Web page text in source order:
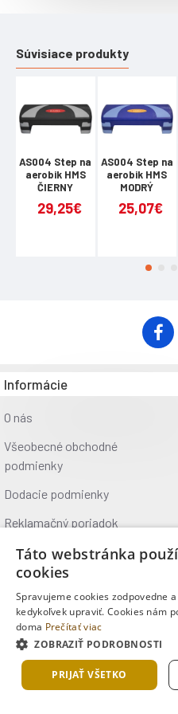
Protišmykové nožičky
Rozmery: dĺžka 95 cm
Maximálna nosnosť:
Súvisiace produkty
AS004 Step na
aerobik HMS
ČIERNY
29,25€
AS004 Step na
aerobik HMS
MODRÝ
25,07€
Informácie
O nás
Všeobecné obchodné
podmienky
Dodacie podmienky
Reklamačný poriadok
Ochrana údajov
Kontakt
Kde nás nájdete
Copyright © 2025, MOVECO
Táto webstránka
cookies
Spravujeme cookies zodpovedne
kedykoľvek upraviť. Cookies nám
doma Prečítať viac
ZOBRAZIŤ PODROBNOSTI
PRIJAŤ VŠETKO